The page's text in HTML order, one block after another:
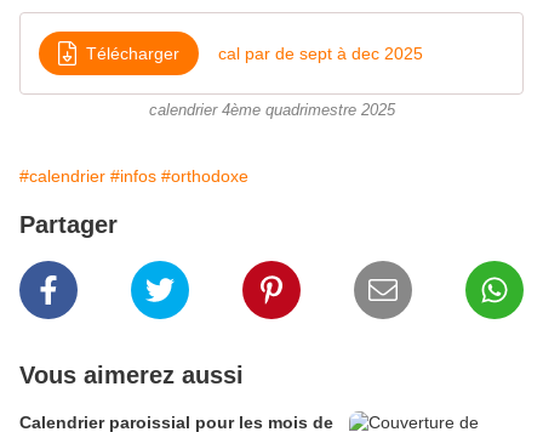
Télécharger cal par de sept à dec 2025
calendrier 4ème quadrimestre 2025
#calendrier #infos #orthodoxe
Partager
Vous aimerez aussi
Calendrier paroissial pour les mois de